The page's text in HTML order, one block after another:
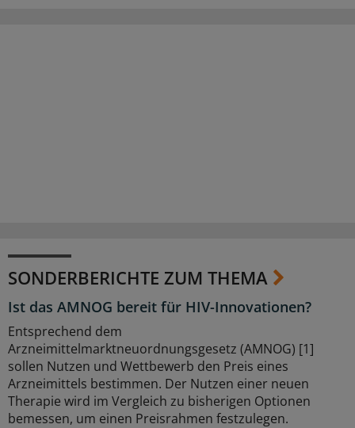
SONDERBERICHTE ZUM THEMA
Ist das AMNOG bereit für HIV-Innovationen?
Entsprechend dem
Arzneimittelmarktneuordnungsgesetz (AMNOG) [1]
sollen Nutzen und Wettbewerb den Preis eines
Arzneimittels bestimmen. Der Nutzen einer neuen
Therapie wird im Vergleich zu bisherigen Optionen
bemessen, um einen Preisrahmen festzulegen.